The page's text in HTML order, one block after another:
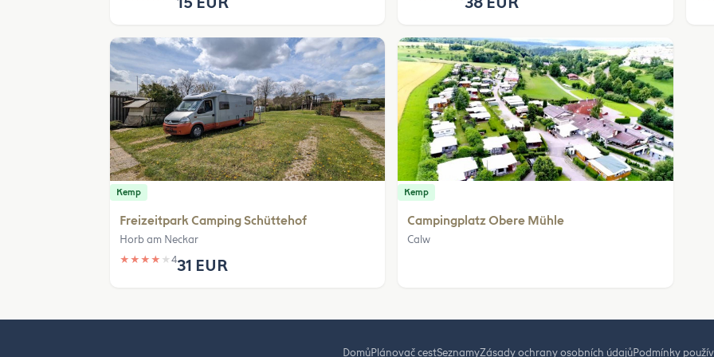
Kemp
Freizeitpark Camping Schüttehof
Horb am Neckar
★ ★ ★ ★ ★ 431 EUR
Kemp
Campingplatz Obere Mühle
Calw
DomůPlánovač cestSeznamyZásady ochrany osobních údajůPodmínky